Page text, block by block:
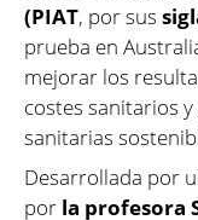
(PIAT, por sus
prueba en
mejorar los
costes sanitarios
sanitarias
Desarrollada por
por la profesora